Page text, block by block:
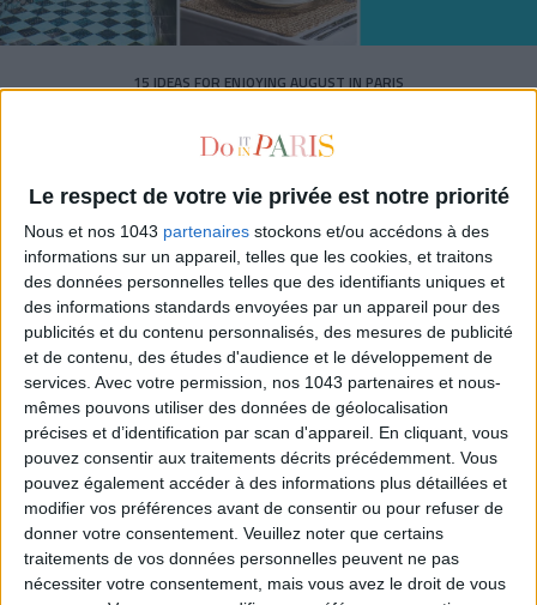
Le respect de votre vie privée est notre priorité
Nous et nos 1043 partenaires stockons et/ou accédons à des
informations sur un appareil, telles que les cookies, et traitons
des données personnelles telles que des identifiants uniques et
des informations standards envoyées par un appareil pour des
publicités et du contenu personnalisés, des mesures de publicité
et de contenu, des études d'audience et le développement de
services. Avec votre permission, nos 1043 partenaires et nous-
mêmes pouvons utiliser des données de géolocalisation
précises et d’identification par scan d'appareil. En cliquant, vous
pouvez consentir aux traitements décrits précédemment. Vous
pouvez également accéder à des informations plus détaillées et
modifier vos préférences avant de consentir ou pour refuser de
donner votre consentement. Veuillez noter que certains
traitements de vos données personnelles peuvent ne pas
nécessiter votre consentement, mais vous avez le droit de vous
15 IDEAS FOR ENJOYING AUGUST IN PARIS
SPF 50 SUNSCREENS YOU'LL ACTUALLY WANT TO SLATHER ON